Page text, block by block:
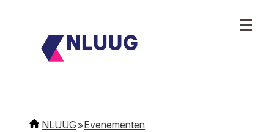
NLUUG Evenementen